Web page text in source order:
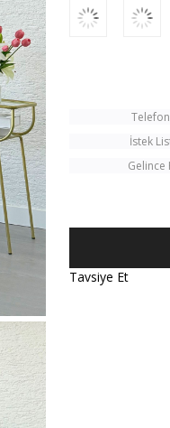
İstek
Gelince
Tavsiye Et